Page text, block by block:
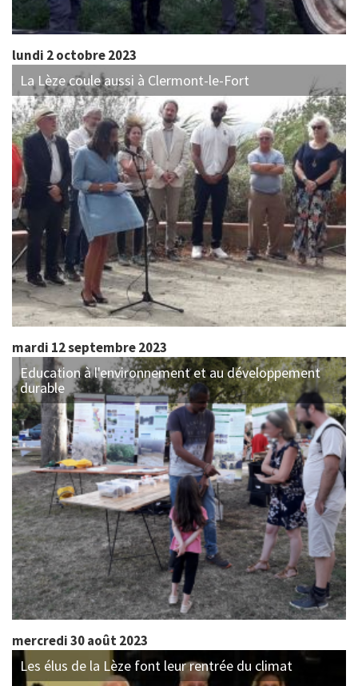
lundi 2 octobre 2023
La Lèze coule aussi à Clermont-le-Fort
mardi 12 septembre 2023
Education à l'environnement et au développement
durable
mercredi 30 août 2023
Les élus de la Lèze font leur rentrée du climat